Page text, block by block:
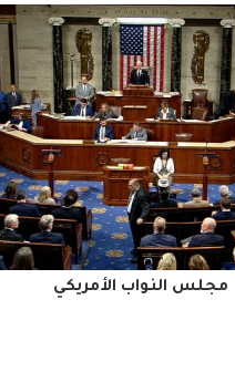
مجلس النواب الأمريكي